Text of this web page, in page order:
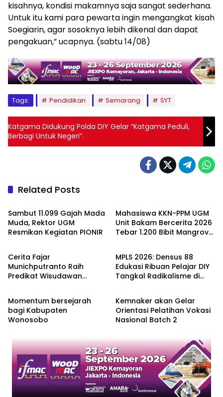
kisahnya, kondisi makamnya saja sangat sederhana.
Untuk itu kami para pewarta ingin mengangkat kisah
Soegiarin, agar sosoknya lebih dikenal dan dapat
pengakuan,” ucapnya. (sabtu 14/08)
Tags: Pendidikan Semarang SYT
Katgama Didukung Polda DIY Gelar “Katgama Peduli,
Berbagi Untuk Negeri”.
Related Posts
Berita
Sambut 11.099 Gajah Mada
Muda, Rektor UGM
Resmikan Kegiatan PIONIR
Mahasiswa KKN-PPM UGM
Unit Bakam Bercerita 2026
Tebar 1.200 Bibit Mangrove
Pendidikan
Cerita Fajar
Munichputranto Raih
Predikat Wisudawan
Berita
MPLS 2026: Densus 88
Edukasi Ribuan Pelajar DIY
Tangkal Radikalisme di
Berita
Momentum bersejarah
bagi Kabupaten
Wonosobo
Pendidikan
Kemnaker akan Gelar
Orientasi Pelatihan Vokasi
Nasional Batch 2